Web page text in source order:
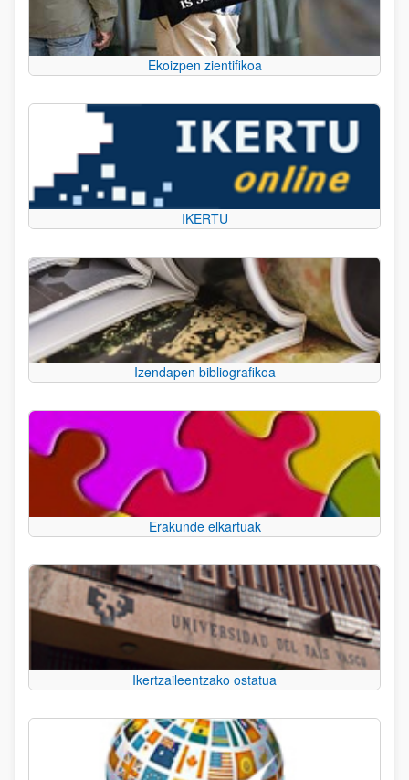
Ekoizpen zientifikoa
IKERTU
Izendapen bibliografikoa
Erakunde elkartuak
Ikertzaileentzako ostatua